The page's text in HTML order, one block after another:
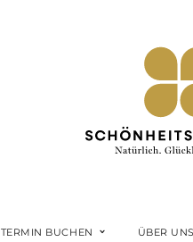
TERMIN BUCHEN ÜBER UNS